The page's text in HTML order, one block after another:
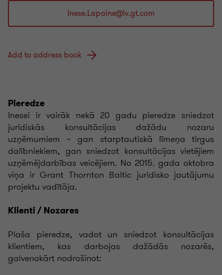
Add to address book
Pieredze
Inesei ir vairāk nekā 20 gadu pieredze sniedzot
juridiskās konsultācijas dažādu nozaru
uzņēmumiem – gan starptautiskā līmeņa tirgus
dalībniekiem, gan sniedzot konsultācijas vietējiem
uzņēmējdarbības veicējiem. No 2015. gada oktobra
viņa ir Grant Thornton Baltic juridisko jautājumu
projektu vadītāja.
Klienti / Nozares
Plaša pieredze, vadot un sniedzot konsultācijas
klientiem, kas darbojas dažādās nozarēs,
galvenokārt nodrošinot: